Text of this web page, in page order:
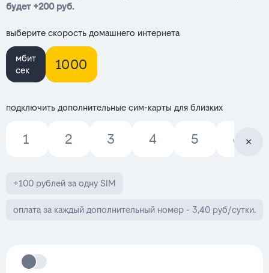
будет +200 руб.
выберите скорость домашнего интернета
мбит
сек
1000
подключить дополнительные сим-карты для близких
1 2 3 4 5 6
+100 рублей за одну SIM
оплата за каждый дополнительный номер - 3,40 руб/сутки.